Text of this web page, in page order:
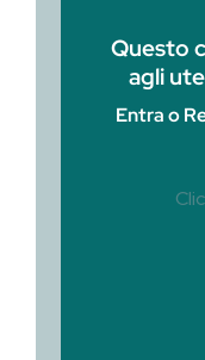
Questo
agli
Entra o